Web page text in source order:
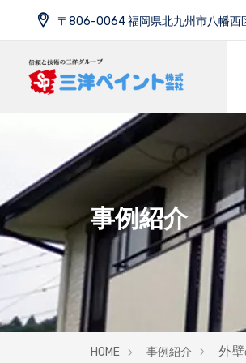
〒806-0064 福岡県北九州市八幡西
事例紹介
HOME 事例紹介 外